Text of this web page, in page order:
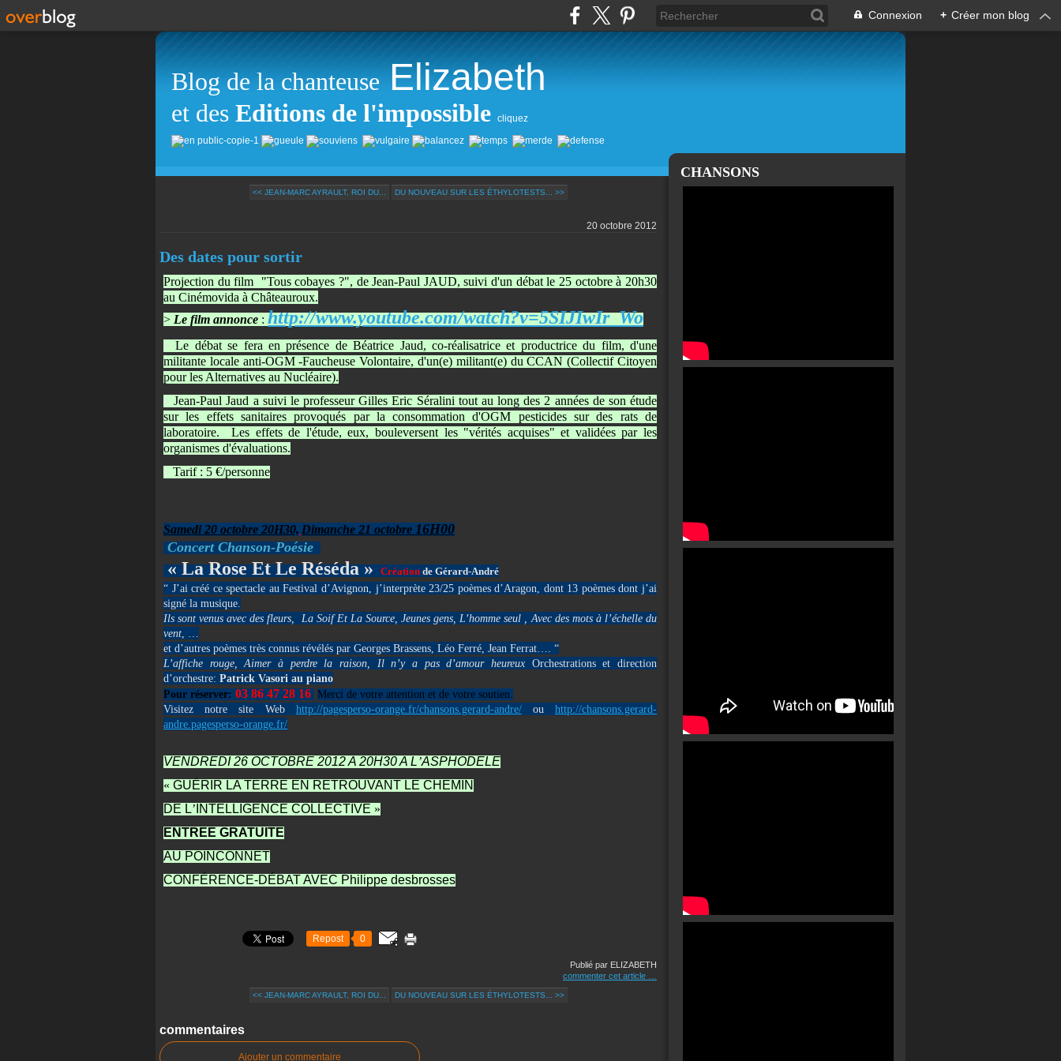
Connexion + Créer mon blog
Blog de la chanteuse Elizabeth
et des Editions de l'impossible cliquez
<< JEAN-MARC AYRAULT, ROI DU... DU NOUVEAU SUR LES ÉTHYLOTESTS... >>
20 octobre 2012
Des dates pour sortir
Projection du film "Tous cobayes ?", de Jean-Paul JAUD, suivi d'un débat le 25 octobre à 20h30
au Cinémovida à Châteauroux.
> Le film annonce : http://www.youtube.com/watch?v=5SIJIwIr_Wo
>Le débat se fera en présence de Béatrice Jaud, co-réalisatrice et productrice du film, d'une
militante locale anti-OGM -Faucheuse Volontaire, d'un(e) militant(e) du CCAN (Collectif Citoyen
pour les Alternatives au Nucléaire).
>Jean-Paul Jaud a suivi le professeur Gilles Eric Séralini tout au long des 2 années de son étude
sur les effets sanitaires provoqués par la consommation d'OGM pesticides sur des rats de
laboratoire. Les effets de l'étude, eux, bouleversent les "vérités acquises" et validées par les
organismes d'évaluations.
> Tarif : 5 €/personne
Samedi 20 octobre 20H30, Dimanche 21 octobre 16H00
Concert Chanson-Poésie
« La Rose Et Le Réséda » Création de Gérard-André
“ J’ai créé ce spectacle au Festival d’Avignon, j’interprète 23/25 poèmes d’Aragon, dont 13 poèmes dont j’ai
signé la musique.
Ils sont venus avec des fleurs, La Soif Et La Source, Jeunes gens, L’homme seul , Avec des mots à l’échelle du
vent, …
et d’autres poèmes très connus révélés par Georges Brassens, Léo Ferré, Jean Ferrat…. “
L’affiche rouge, Aimer à perdre la raison, Il n’y a pas d’amour heureux Orchestrations et direction
d’orchestre: Patrick Vasori au piano
Pour réserver: 03 86 47 28 16 Merci de votre attention et de votre soutien.
Visitez notre site Web
http://pagesperso-orange.fr/chansons.gerard-andre/ ou
http://chansons.gerard-
andre.pagesperso-orange.fr/
VENDREDI 26 OCTOBRE 2012 A 20H30 A L’ASPHODELE
« GUÉRIR LA TERRE EN RETROUVANT LE CHEMIN
DE L’ INTELLIGENCE COLLECTIVE »
ENTREE GRATUITE
AU POINCONNET
CONFÉRENCE-DÉBAT AVEC Philippe desbrosses
Repost 0
Publié par ELIZABETH
commenter cet article
<< JEAN-MARC AYRAULT, ROI DU... DU NOUVEAU SUR LES ÉTHYLOTESTS... >>
commentaires
Ajouter un commentaire
CHANSONS